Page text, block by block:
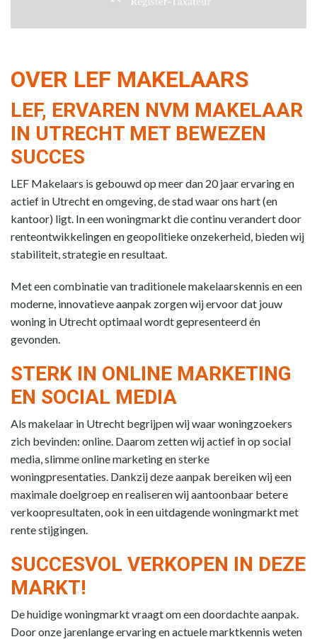
OVER LEF MAKELAARS
LEF, ERVAREN NVM MAKELAAR
IN UTRECHT MET BEWEZEN
SUCCES
LEF Makelaars is gebouwd op meer dan 20 jaar ervaring en
actief in Utrecht en omgeving, de stad waar ons hart (en
kantoor) ligt. In een woningmarkt die continu verandert door
renteontwikkelingen en geopolitieke onzekerheid, bieden wij
stabiliteit, strategie en resultaat.
Met een combinatie van traditionele makelaarskennis en een
moderne, innovatieve aanpak zorgen wij ervoor dat jouw
woning in Utrecht optimaal wordt gepresenteerd én
gevonden.
STERK IN ONLINE MARKETING
EN SOCIAL MEDIA
Als makelaar in Utrecht begrijpen wij waar woningzoekers
zich bevinden: online. Daarom zetten wij actief in op social
media, slimme online marketing en sterke
woningpresentaties. Dankzij deze aanpak bereiken wij een
maximale doelgroep en realiseren wij aantoonbaar betere
verkoopresultaten, ook in een uitdagende woningmarkt met
rente stijgingen.
SUCCESVOL VERKOPEN IN DEZE
MARKT!
De huidige woningmarkt vraagt om een doordachte aanpak.
Door onze jarenlange ervaring en actuele marktkennis weten